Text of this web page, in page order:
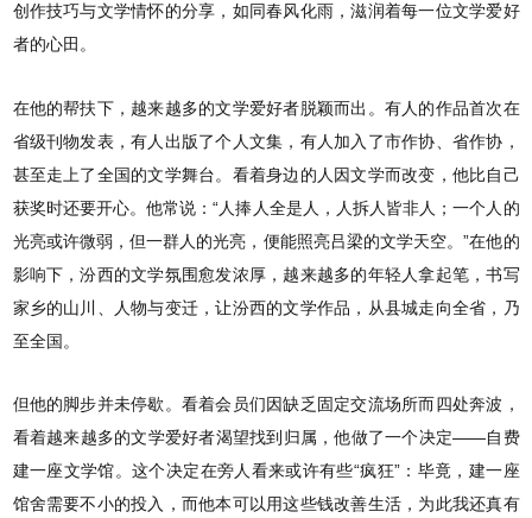
创作技巧与文学情怀的分享，如同春风化雨，滋润着每一位文学爱好
者的心田。
在他的帮扶下，越来越多的文学爱好者脱颖而出。有人的作品首次在
省级刊物发表，有人出版了个人文集，有人加入了市作协、省作协，
甚至走上了全国的文学舞台。看着身边的人因文学而改变，他比自己
获奖时还要开心。他常说：“人捧人全是人，人拆人皆非人；一个人的
光亮或许微弱，但一群人的光亮，便能照亮吕梁的文学天空。”在他的
影响下，汾西的文学氛围愈发浓厚，越来越多的年轻人拿起笔，书写
家乡的山川、人物与变迁，让汾西的文学作品，从县城走向全省，乃
至全国。
但他的脚步并未停歇。看着会员们因缺乏固定交流场所而四处奔波，
看着越来越多的文学爱好者渴望找到归属，他做了一个决定——自费
建一座文学馆。这个决定在旁人看来或许有些“疯狂”：毕竟，建一座
馆舍需要不小的投入，而他本可以用这些钱改善生活，为此我还真有